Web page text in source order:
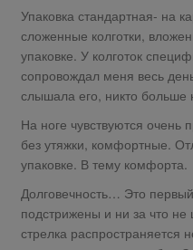
Упаковка стандартная- на
сложенные колготки,
упаковке. У колготок
сопровождал меня весь
слышала его, никто больше
На ноге чувствуются очень
без утяжки, комфортные.
упаковке. В тему комфорта.
Долговечность… Это
подстрижены и ни за что не
стрелка